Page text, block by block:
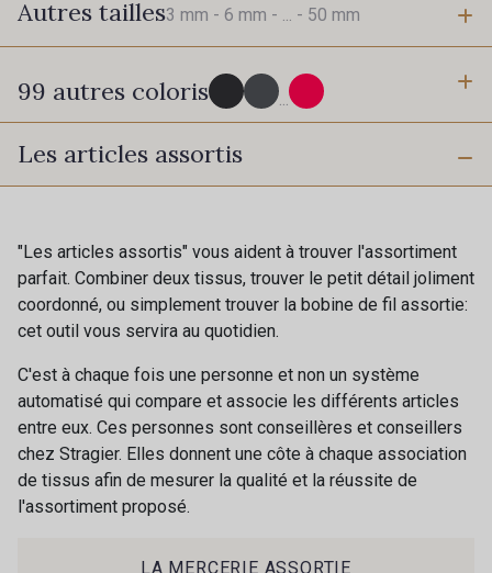
Autres tailles3 mm - 6 mm - ... - 50 mm
3 mm
10 mm
99 autres coloris ...
725 - 725 Noir
30 - 30 Silver 401 - 401 Blanc
405 - 405 Porcelaine
23 - 23 Natural
09 - 09 Crème 20-STR - Ivoire Stragier
27 - 27 Beige
Les articles assortis
"Les articles assortis" vous aident à trouver l'assortiment
parfait. Combiner deux tissus, trouver le petit détail joliment
coordonné, ou simplement trouver la bobine de fil assortie:
cet outil vous servira au quotidien.
C'est à chaque fois une personne et non un système
automatisé qui compare et associe les différents articles
entre eux. Ces personnes sont conseillères et conseillers
chez Stragier. Elles donnent une côte à chaque association
de tissus afin de mesurer la qualité et la réussite de
l'assortiment proposé.
LA MERCERIE ASSORTIE